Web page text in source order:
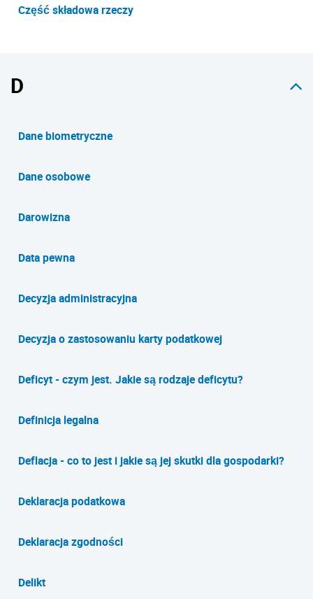
Część składowa rzeczy
D
Dane biometryczne
Dane osobowe
Darowizna
Data pewna
Decyzja administracyjna
Decyzja o zastosowaniu karty podatkowej
Deficyt - czym jest. Jakie są rodzaje deficytu?
Definicja legalna
Deflacja - co to jest i jakie są jej skutki dla gospodarki?
Deklaracja podatkowa
Deklaracja zgodności
Delikt